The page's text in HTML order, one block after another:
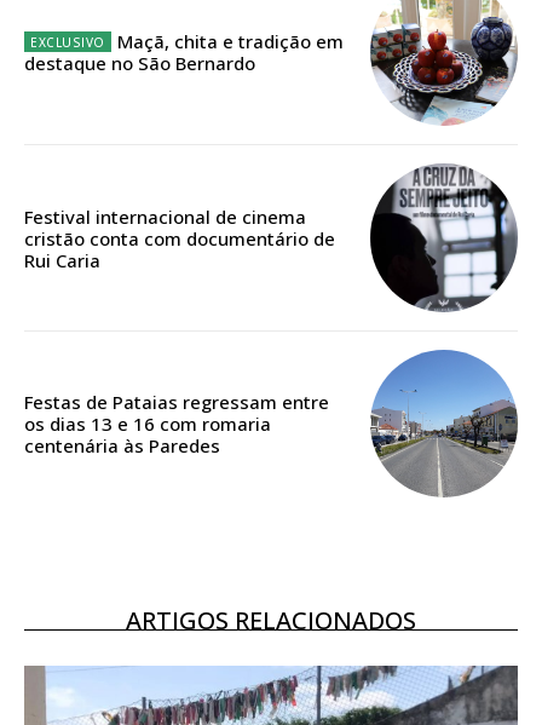
Ofertas para assinatura anual
Maçã, chita e tradição em
destaque no São Bernardo
Festival internacional de cinema
cristão conta com documentário de
Rui Caria
Festas de Pataias regressam entre
os dias 13 e 16 com romaria
centenária às Paredes
ARTIGOS RELACIONADOS